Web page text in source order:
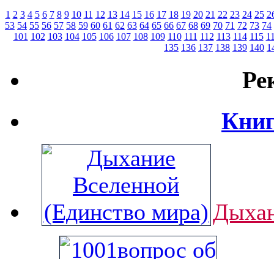
1 2 3 4 5 6 7 8 9 10 11 12 13 14 15 16 17 18 19 20 21 22 23 24 25
53 54 55 56 57 58 59 60 61 62 63 64 65 66 67 68 69 70 71 72 73 74
101 102 103 104 105 106 107 108 109 110 111 112 113 114 115
135 136 137 138 139 140